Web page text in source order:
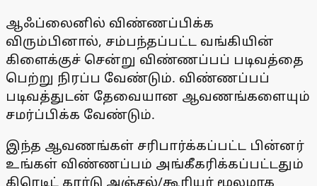
ஆஃப்லைனில் விண்ணப்பிக்க
விரும்பினால், சம்பந்தப்பட்ட வங்கியின்
கிளைக்குச் சென்று விண்ணப்பப் படிவத்தை
பெற்று நிரப்ப வேண்டும். விண்ணப்பப்
படிவத்துடன் தேவையான ஆவணங்களையும்
சமர்ப்பிக்க வேண்டும்.
இந்த ஆவணங்கள் சரிபார்க்கப்பட்ட பின்னர்
உங்கள் விண்ணப்பம் அங்கீகரிக்கப்பட்டதும்
கிரெடிட் கார்டு அஞ்சல்/கூரியர் மூலமாக